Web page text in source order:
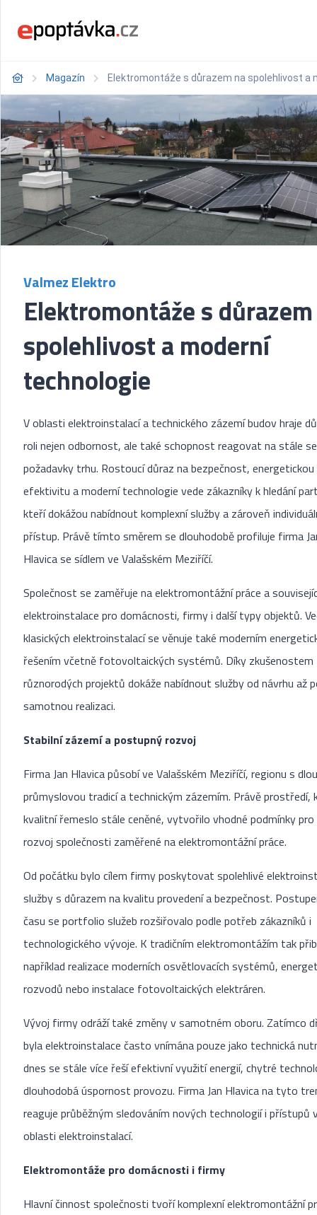
Magazín Elektromontáže s důrazem na spolehlivost a
Valmez Elektro
Elektromontáže s
spolehlivost a moderní
technologie
V oblasti elektroinstalací a technického zázemí budov hraje
roli nejen odbornost, ale také schopnost reagovat na stále
požadavky trhu. Rostoucí důraz na bezpečnost, energetickou
efektivitu a moderní technologie vede zákazníky k hledání
kteří dokážou nabídnout komplexní služby a zároveň
přístup. Právě tímto směrem se dlouhodobě profiluje firma
Hlavica se sídlem ve Valašském Meziříčí.
Společnost se zaměřuje na elektromontážní práce a
elektroinstalace pro domácnosti, firmy i další typy objektů.
klasických elektroinstalací se věnuje také moderním
řešením včetně fotovoltaických systémů. Díky zkušenostem
různorodých projektů dokáže nabídnout služby od návrhu až
samotnou realizaci.
Stabilní zázemí a postupný rozvoj
Firma Jan Hlavica působí ve Valašském Meziříčí, regionu s
průmyslovou tradicí a technickým zázemím. Právě prostředí,
kvalitní řemeslo stále ceněné, vytvořilo vhodné podmínky pro
rozvoj společnosti zaměřené na elektromontážní práce.
Od počátku bylo cílem firmy poskytovat spolehlivé
služby s důrazem na kvalitu provedení a bezpečnost.
času se portfolio služeb rozšiřovalo podle potřeb zákazníků i
technologického vývoje. K tradičním elektromontážím tak
například realizace moderních osvětlovacích systémů,
rozvodů nebo instalace fotovoltaických elektráren.
Vývoj firmy odráží také změny v samotném oboru. Zatímco
byla elektroinstalace často vnímána pouze jako technická
dnes se stále více řeší efektivní využití energií, chytré
dlouhodobá úspornost provozu. Firma Jan Hlavica na tyto
reaguje průběžným sledováním nových technologií i přístupů
oblasti elektroinstalací.
Elektromontáže pro domácnosti i firmy
Hlavní činnost společnosti tvoří komplexní elektromontážní